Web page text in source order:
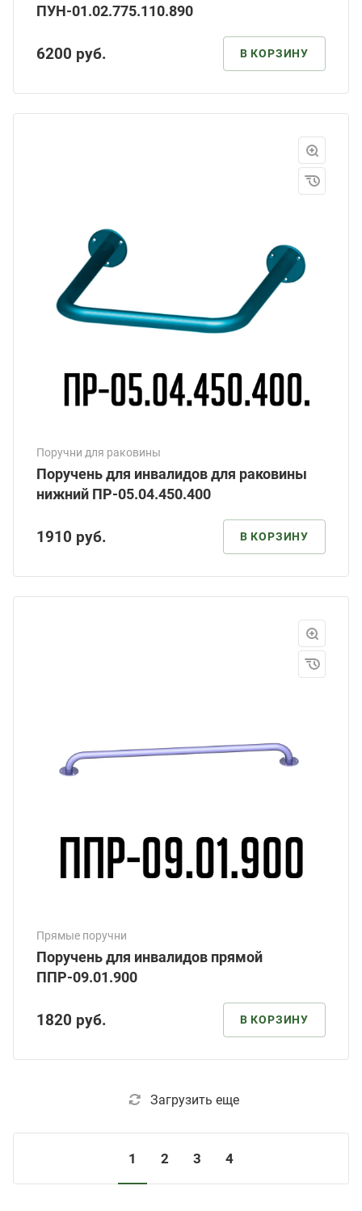
ПУН-01.02.775.110.890
6200 руб. В КОРЗИНУ
Поручни для раковины
Поручень для инвалидов для раковины
нижний ПР-05.04.450.400
1910 руб. В КОРЗИНУ
Прямые поручни
Поручень для инвалидов прямой
ППР-09.01.900
1820 руб. В КОРЗИНУ
Загрузить еще
1 2 3 4